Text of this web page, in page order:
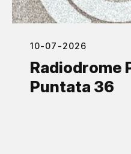
10-07-2026
Radiodrome
Puntata 36